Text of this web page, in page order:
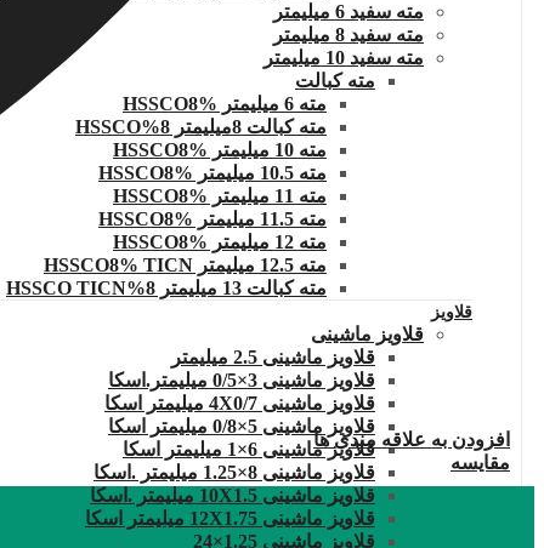
مته سفید 6 میلیمتر
مته سفید 8 میلیمتر
مته سفید 10 میلیمتر
مته کبالت
مته 6 میلیمتر HSSCO8%
مته کبالت 8میلیمتر 8%HSSCO
مته 10 میلیمتر HSSCO8%
مته 10.5 میلیمتر HSSCO8%
مته 11 میلیمتر HSSCO8%
مته 11.5 میلیمتر HSSCO8%
مته 12 میلیمتر HSSCO8%
مته 12.5 میلیمتر HSSCO8% TICN
مته کبالت 13 میلیمتر 8%HSSCO TICN
قلاویز
قلاویز ماشینی
قلاویز ماشینی 2.5 میلیمتر
قلاویز ماشینی 3×0/5 میلیمتر.اسکا
قلاویز ماشینی 4X0/7 میلیمتر اسکا
قلاویز ماشینی 5×0/8 میلیمتر اسکا
قلاویز ماشینی 6×1 میلیمتر اسکا
قلاویز ماشینی 8×1.25 میلیمتر .اسکا
قلاویز ماشینی 10X1.5 میلیمتر .اسکا
قلاویز ماشینی 12X1.75 میلیمتر اسکا
قلاویز ماشینی 1.25×24
افزودن به علاقه مندی ها
مقایسه